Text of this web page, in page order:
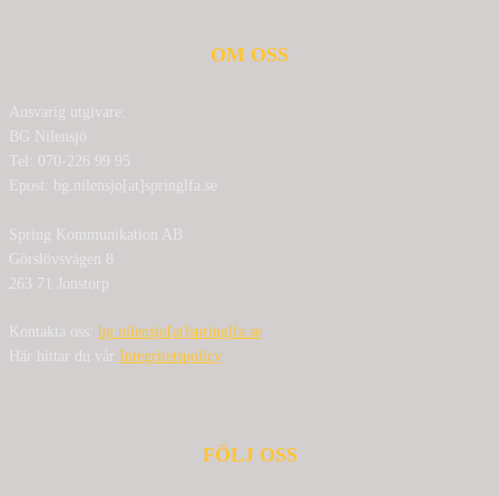
OM OSS
Ansvarig utgivare:
BG Nilensjö
Tel: 070-226 99 95
Epost: bg.nilensjo[at]springlfa.se
Spring Kommunikation AB
Görslövsvägen 8
263 71 Jonstorp
Kontakta oss: bg.nilensjo[at]springlfa.se
Här hittar du vår Integritetspolicy
FÖLJ OSS